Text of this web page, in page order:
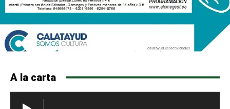
A la carta